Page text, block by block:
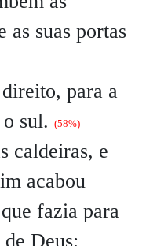
as suas portas
para a
sul. (58%)
caldeiras, e
acabou
fazia para
Deus: